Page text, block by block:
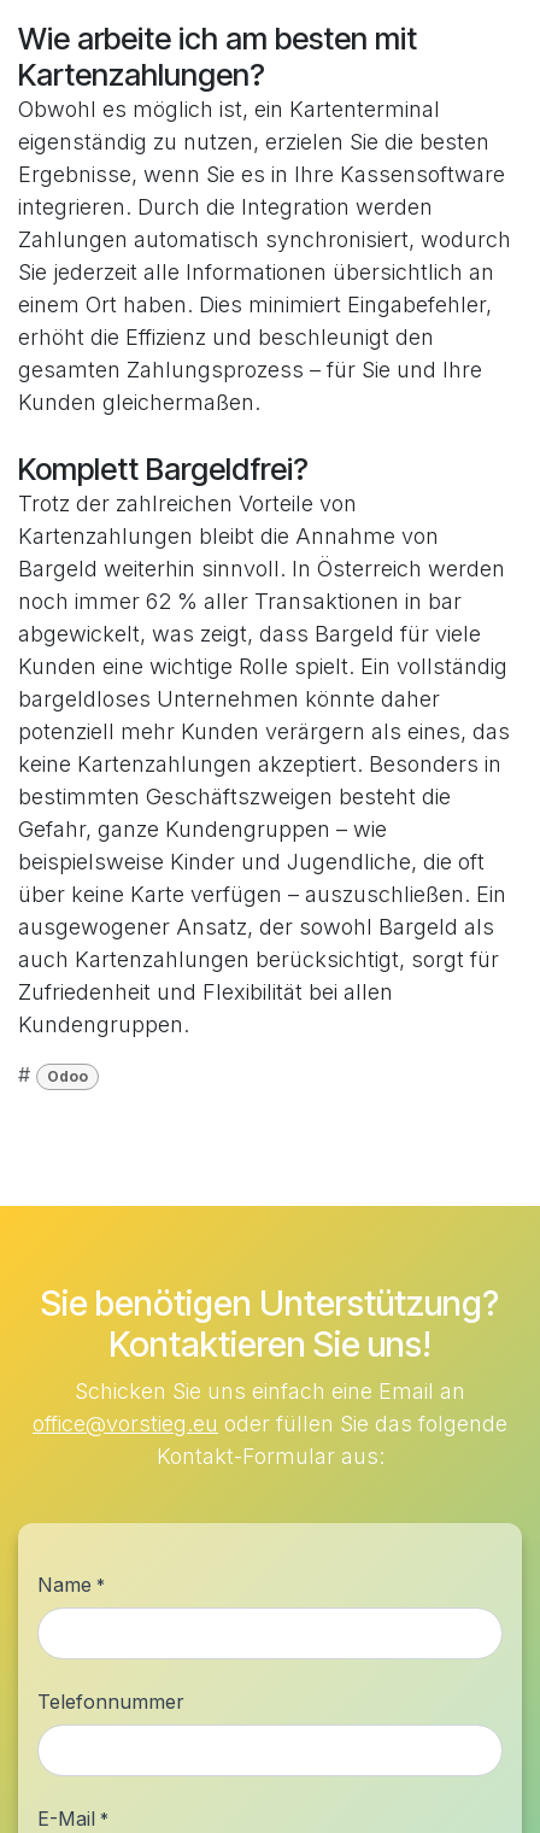
Wie arbeite ich am besten mit
Kartenzahlungen?
Obwohl es möglich ist, ein Kartenterminal
eigenständig zu nutzen, erzielen Sie die besten
Ergebnisse, wenn Sie es in Ihre Kassensoftware
integrieren. Durch die Integration werden
Zahlungen automatisch synchronisiert, wodurch
Sie jederzeit alle Informationen übersichtlich an
einem Ort haben. Dies minimiert Eingabefehler,
erhöht die Effizienz und beschleunigt den
gesamten Zahlungsprozess – für Sie und Ihre
Kunden gleichermaßen.
Komplett Bargeldfrei?
Trotz der zahlreichen Vorteile von
Kartenzahlungen bleibt die Annahme von
Bargeld weiterhin sinnvoll. In Österreich werden
noch immer 62 % aller Transaktionen in bar
abgewickelt, was zeigt, dass Bargeld für viele
Kunden eine wichtige Rolle spielt. Ein vollständig
bargeldloses Unternehmen könnte daher
potenziell mehr Kunden verärgern als eines, das
keine Kartenzahlungen akzeptiert. Besonders in
bestimmten Geschäftszweigen besteht die
Gefahr, ganze Kundengruppen – wie
beispielsweise Kinder und Jugendliche, die oft
über keine Karte verfügen – auszuschließen. Ein
ausgewogener Ansatz, der sowohl Bargeld als
auch Kartenzahlungen berücksichtigt, sorgt für
Zufriedenheit und Flexibilität bei allen
Kundengruppen.
# Odoo
Sie benötigen Unterstützung?
Kontaktieren Sie uns!
Schicken Sie uns einfach eine Email an
office@vorstieg.eu oder füllen Sie das folgende
Kontakt-Formular aus:
Name *
Telefonnummer
E-Mail *